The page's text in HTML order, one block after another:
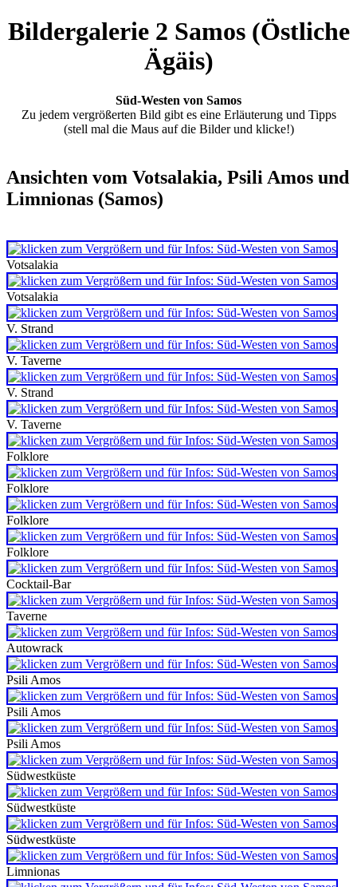
Bildergalerie 2 Samos (Östliche
Ägäis)
Süd-Westen von Samos
Zu jedem vergrößerten Bild gibt es eine Erläuterung und Tipps
(stell mal die Maus auf die Bilder und klicke!)
Ansichten vom Votsalakia, Psili Amos und
Limnionas (Samos)
Votsalakia
Votsalakia
V. Strand
V. Taverne
V. Strand
V. Taverne
Folklore
Folklore
Folklore
Folklore
Cocktail-Bar
Taverne
Autowrack
Psili Amos
Psili Amos
Psili Amos
Südwestküste
Südwestküste
Südwestküste
Limnionas